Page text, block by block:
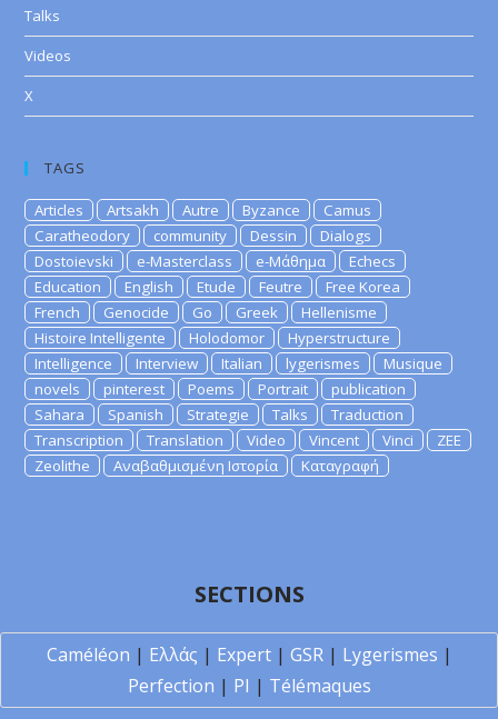
Talks
Videos
X
TAGS
Articles Artsakh Autre Byzance
Camus
Caratheodory
community Dessin
Dialogs
Dostoievski
e-Masterclass e-Μάθημα
Echecs
Education
English Etude Feutre
Free Korea
French
Genocide Go Greek
Hellenisme
Histoire Intelligente
Holodomor
Hyperstructure
Intelligence
Interview Italian lygerismes
Musique
novels
pinterest Poems Portrait
publication
Sahara
Spanish Strategie Talks
Traduction
Transcription
Translation Video Vincent Vinci
ZEE
Zeolithe
Αναβαθμισμένη Ιστορία Καταγραφή
SECTIONS
Caméléon | Ελλάς | Expert| GSR| Lygerismes |
Perfection | PI | Télémaques